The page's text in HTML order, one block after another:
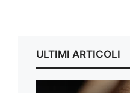
ULTIMI ARTICOLI